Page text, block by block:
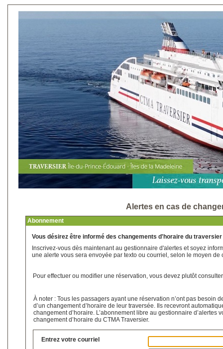
Vous désirez être informé des changements d'horaire du
Inscrivez-vous dès maintenant au gestionnaire d'alertes et soyez
une alerte vous sera envoyée par texto ou courriel, selon le moyen
À noter : Tous les passagers ayant une réservation n’ont pas besoin
d’un changement d’horaire de leur traversée. Ils recevront
changement d’horaire. L’abonnement libre au gestionnaire
changement d’horaire du CTMA Traversier.
Entrez votre courriel
Pour effectuer ou modifier une réservation, vous devez plutôt
Abonnement
Alertes en cas de